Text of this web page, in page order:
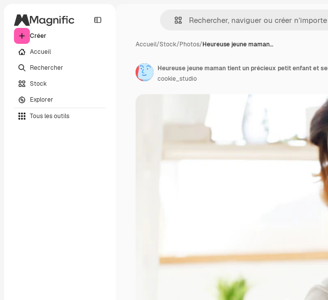
Créer
Accueil
Rechercher
Stock
Explorer
Tous les outils
Accueil/Stock/Photos/Heureuse jeune maman…
cookie_studio